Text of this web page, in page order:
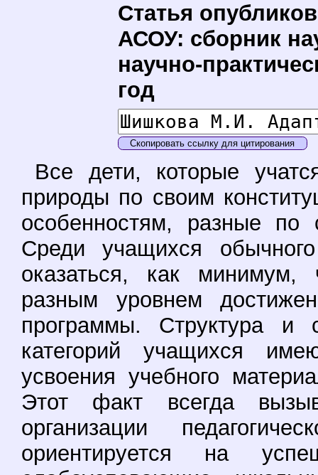
Статья
АСОУ: сборник
научно-
год
Скопировать ссылку для цитирования
Все дети, которые
природы по своим
особенностям, разные по
Среди учащихся
оказаться, как минимум,
разным уровнем
программы. Структура и
категорий учащихся
усвоения учебного
Этот факт всегда
организации
ориентируется на